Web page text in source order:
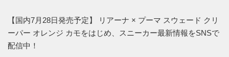
【国内7月28日発売予定】 リアーナ × プーマ スウェード クリ
ーパー オレンジ カモをはじめ、スニーカー最新情報をSNSで
配信中！